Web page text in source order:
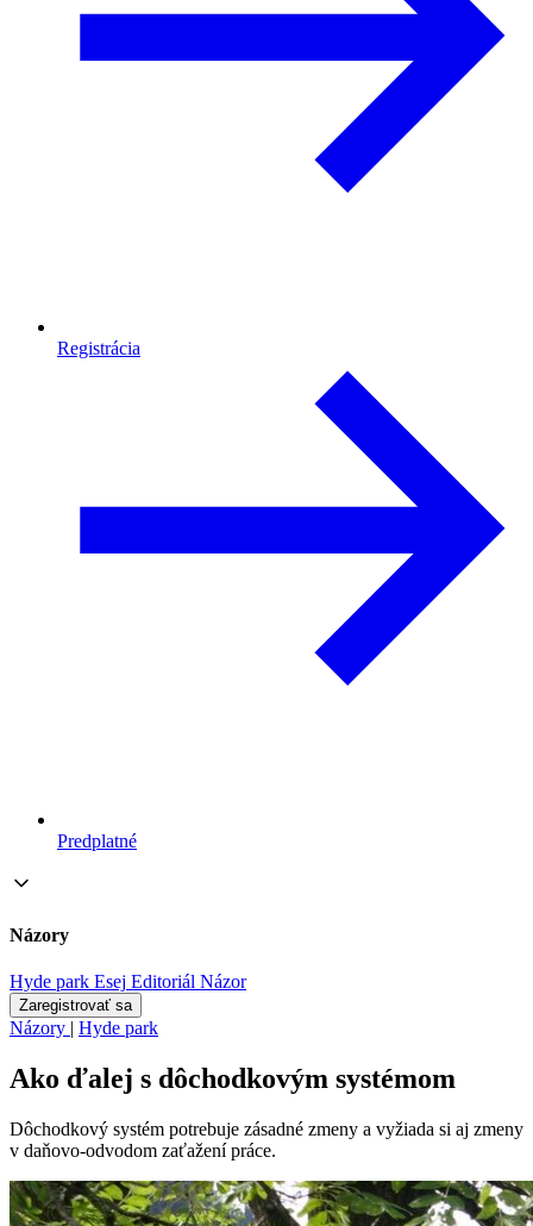
Registrácia
Predplatné
Názory
Hyde park Esej Editoriál Názor
Zaregistrovať sa
Názory | Hyde park
Ako ďalej s dôchodkovým systémom
Dôchodkový systém potrebuje zásadné zmeny a vyžiada si aj zmeny
v daňovo-odvodom zaťažení práce.